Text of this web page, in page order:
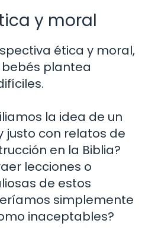
y moral
ética y moral,
plantea
la idea de un
justo con relatos de
en la Biblia?
lecciones o
de estos
simplemente
inaceptables?